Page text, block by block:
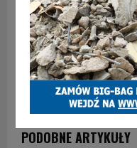
Współpraca
włącza się w
PODOBNE ARTYKUŁY